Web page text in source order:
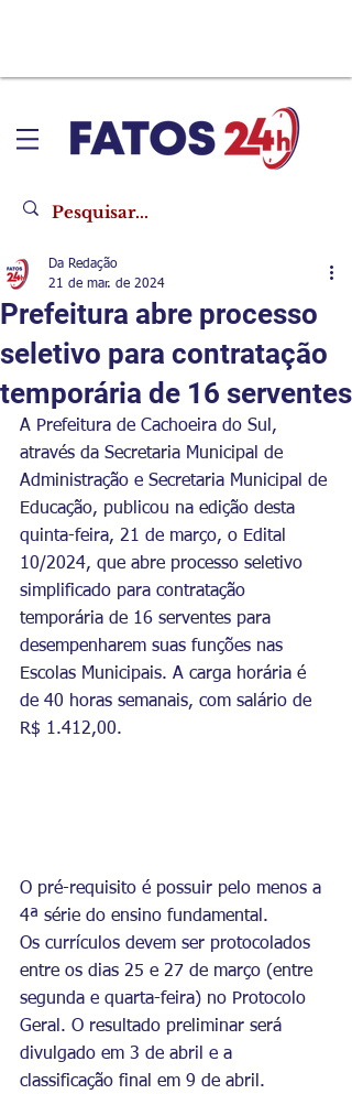
Prefeitura abre processo
seletivo para contratação
temporária de 16 serventes
Da Redação
21 de mar. de 2024
A Prefeitura de Cachoeira do Sul,
através da Secretaria Municipal de
Administração e Secretaria Municipal de
Educação, publicou na edição desta
quinta-feira, 21 de março, o Edital
10/2024, que abre processo seletivo
simplificado para contratação
temporária de 16 serventes para
desempenharem suas funções nas
Escolas Municipais. A carga horária é
de 40 horas semanais, com salário de
R$ 1.412,00.
O pré-requisito é possuir pelo menos a
4ª série do ensino fundamental.
Os currículos devem ser protocolados
entre os dias 25 e 27 de março (entre
segunda e quarta-feira) no Protocolo
Geral. O resultado preliminar será
divulgado em 3 de abril e a
classificação final em 9 de abril.